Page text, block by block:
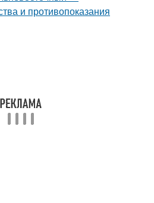
Рецепты на основе